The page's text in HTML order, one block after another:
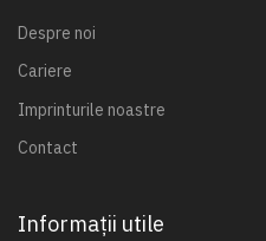
Despre noi
Cariere
Imprinturile noastre
Contact
Informații utile